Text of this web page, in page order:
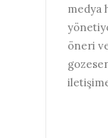
medya
öneri